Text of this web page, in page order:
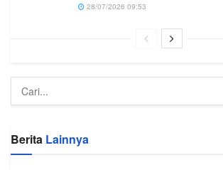
28/07/2026 09:53
Berita Lainnya